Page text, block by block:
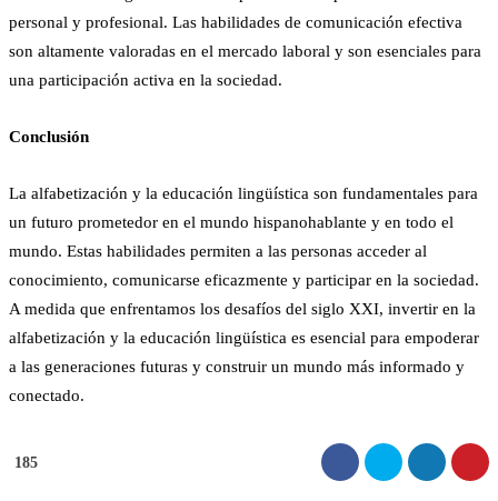
personal y profesional. Las habilidades de comunicación efectiva
son altamente valoradas en el mercado laboral y son esenciales para
una participación activa en la sociedad.
Conclusión
La alfabetización y la educación lingüística son fundamentales para
un futuro prometedor en el mundo hispanohablante y en todo el
mundo. Estas habilidades permiten a las personas acceder al
conocimiento, comunicarse eficazmente y participar en la sociedad.
A medida que enfrentamos los desafíos del siglo XXI, invertir en la
alfabetización y la educación lingüística es esencial para empoderar
a las generaciones futuras y construir un mundo más informado y
conectado.
185